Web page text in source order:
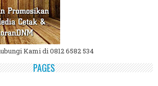
Kami di 0812 6582 534
PAGES